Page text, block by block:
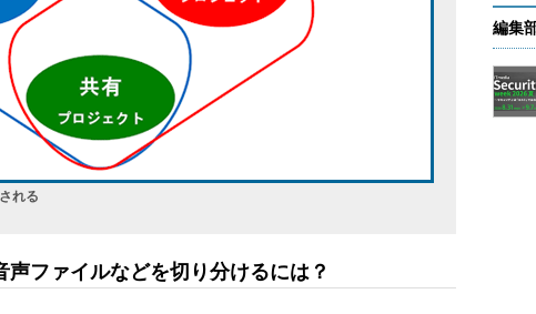
れる
ファイルなどを切り分けるには？
編集